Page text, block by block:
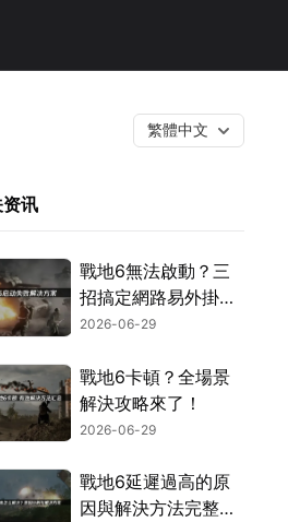
繁體中文
讯
戰地6無法啟動？三
招搞定網路易外掛與
安全設定！
2026-06-29
戰地6卡頓？全場景
解決攻略來了！
2026-06-29
戰地6延遲過高的原
因與解決方法完整解